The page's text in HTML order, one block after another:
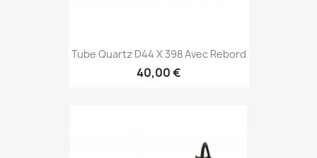
Tube Quartz D44 X 398 Avec Rebord
40,00 €